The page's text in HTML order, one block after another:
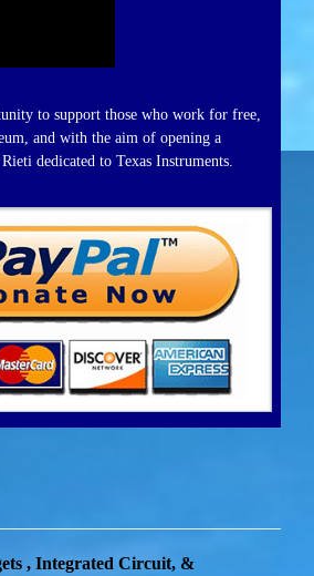
to support those who work for free,
and with the aim of opening a
dedicated to Texas Instruments.
, Integrated Circuit, &